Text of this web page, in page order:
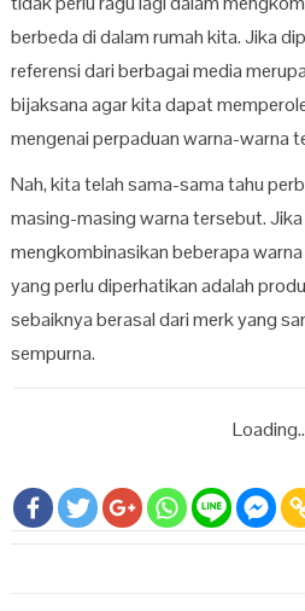
berbeda di dalam rumah kita. Jika
referensi dari berbagai media
bijaksana agar kita dapat
mengenai perpaduan warna-warna
Nah, kita telah sama-sama tahu
masing-masing warna tersebut.
mengkombinasikan beberapa
yang perlu diperhatikan adalah
sebaiknya berasal dari merk yang
sempurna.